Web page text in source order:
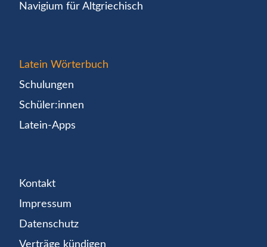
Navigium für Altgriechisch
Latein Wörterbuch
Schulungen
Schüler:innen
Latein-Apps
Kontakt
Impressum
Datenschutz
Verträge kündigen